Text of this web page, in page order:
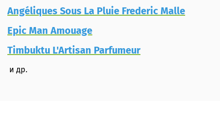
Angéliques Sous La Pluie Frederic Malle
Epic Man Amouage
Timbuktu L'Artisan Parfumeur
и др.